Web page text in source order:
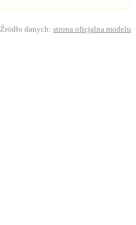
Źródło danych: strona oficjalna modelu